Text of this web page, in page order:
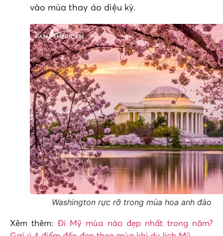
vào mùa thay áo diệu kỳ.
Washington rực rỡ trong mùa hoa anh đào
Xêm thêm: Đi Mỹ mùa nào đẹp nhất trong năm?